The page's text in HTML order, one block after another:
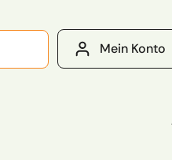
Mein Konto